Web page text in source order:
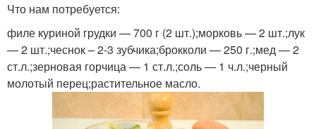
Что нам потребуется:
филе куриной грудки — 700 г (2 шт.);морковь — 2 шт.;лук
— 2 шт.;чеснок – 2-3 зубчика;брокколи — 250 г.;мед — 2
ст.л.;зерновая горчица — 1 ст.л.;соль — 1 ч.л.;черный
молотый перец;растительное масло.